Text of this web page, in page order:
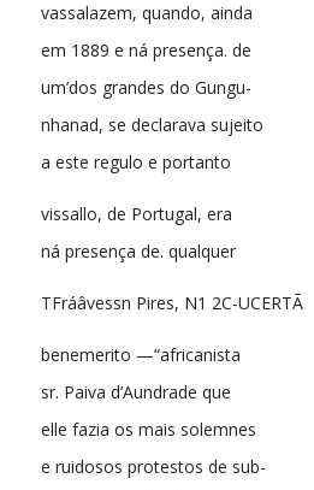
vassalazem, quando, ainda
em 1889 e ná presença. de
um’dos grandes do Gungu-
nhanad, se declarava sujeito
a este regulo e portanto
vissallo, de Portugal, era
ná presença de. qualquer
TFráâvessn Pires, N1 2C-UCERTÃ
benemerito —“africanista
sr. Paiva d’Aundrade que
elle fazia os mais solemnes
e ruidosos protestos de sub-